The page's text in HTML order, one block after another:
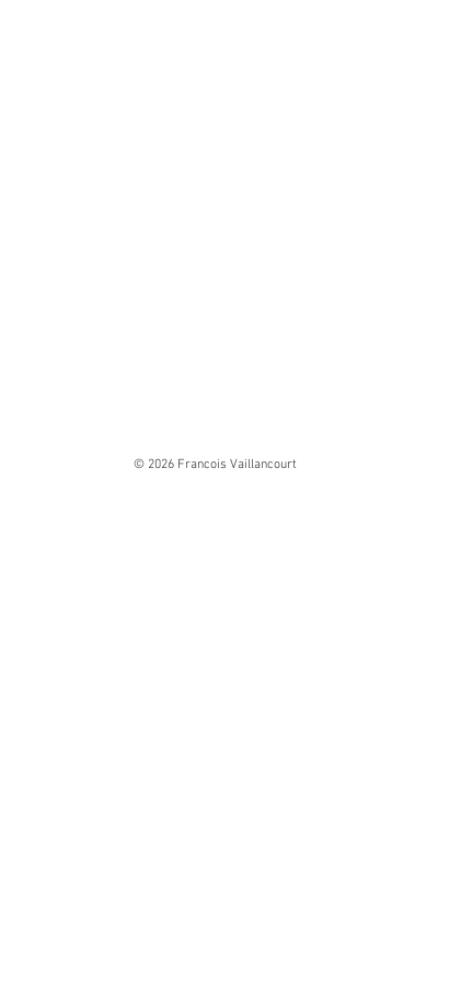
© 2026 Francois Vaillancourt